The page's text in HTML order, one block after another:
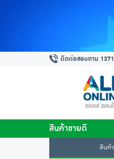
ติดต่อสอบถาม 1371
สินค้าขายดี
สินค้า